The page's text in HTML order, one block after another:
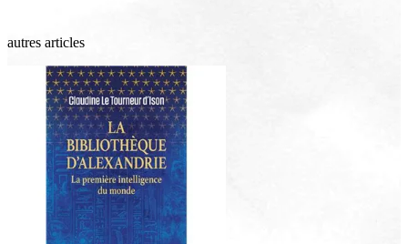
autres articles